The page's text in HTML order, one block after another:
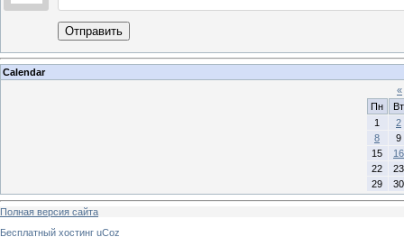
Отправить
Calendar
«
Пн
Вт
1
2
8
9
15
16
22
23
29
30
Полная версия сайта
Бесплатный хостинг uCoz